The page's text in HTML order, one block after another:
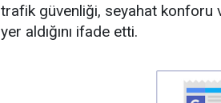
trafik güvenliği, seyahat konforu
yer aldığını ifade etti.